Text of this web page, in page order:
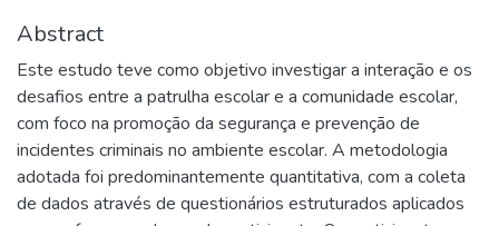
Abstract
Este estudo teve como objetivo investigar a interação e os
desafios entre a patrulha escolar e a comunidade escolar,
com foco na promoção da segurança e prevenção de
incidentes criminais no ambiente escolar. A metodologia
adotada foi predominantemente quantitativa, com a coleta
de dados através de questionários estruturados aplicados